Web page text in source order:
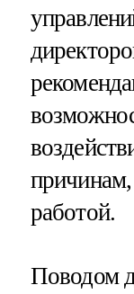
работой.
Поводом